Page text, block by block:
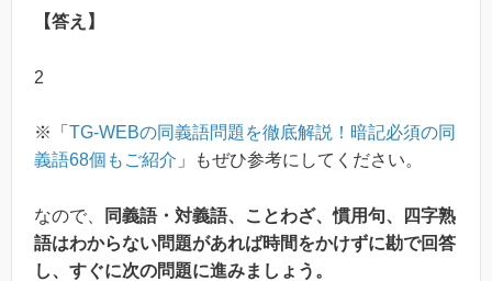
【答え】
2
※「 TG-WEBの同義語問題を徹底解説！暗記必須の同
義語68個もご紹介 」もぜひ参考にしてください。
なので、
同義語・対義語、ことわざ、慣用句、四字熟
語はわからない問題があれば時間をかけずに勘で回答
し、すぐに次の問題に進みましょう。